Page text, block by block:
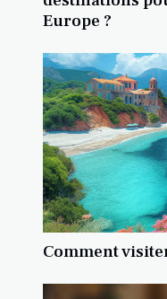
Europe ?
Comment